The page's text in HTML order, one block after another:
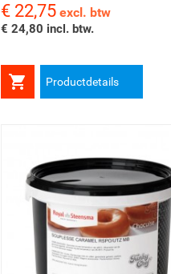
Prijs
€ 22,75 excl. btw
€ 24,80 incl. btw.
 Productdetails